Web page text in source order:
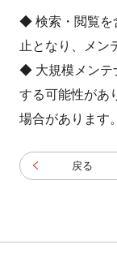
◆ 検索・閲覧を
止となり、メン
◆ 大規模メンテ
する可能性があ
場合があります。
戻る